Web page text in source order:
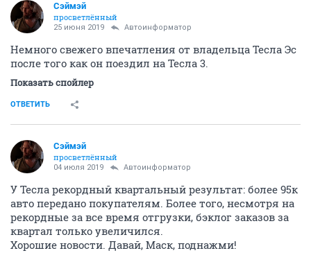
Сэймэй
просветлённый
25 июня 2019 Автоинформатор
Немного свежего впечатления от владельца Тесла Эс
после того как он поездил на Тесла 3.
Показать спойлер
ОТВЕТИТЬ
Сэймэй
просветлённый
04 июля 2019 Автоинформатор
У Тесла рекордный квартальный результат: более 95к
авто передано покупателям. Более того, несмотря на
рекордные за все время отгрузки, бэклог заказов за
квартал только увеличился.
Хорошие новости. Давай, Маск, поднажми!